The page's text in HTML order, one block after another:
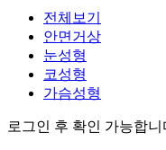
전체보기
안면거상
눈성형
코성형
가슴성형
로그인 후 확인 가능합니